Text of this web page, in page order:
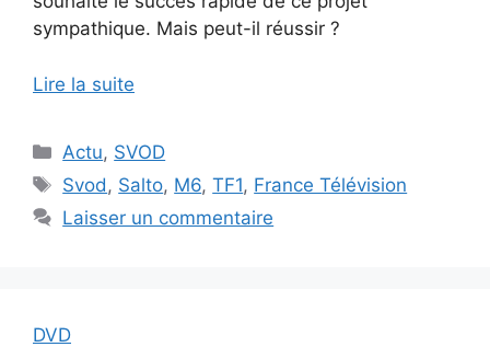
sympathique. Mais peut-il réussir ?
Lire la suite
Catégories
Actu, SVOD
Étiquettes
Svod , Salto, M6,TF1, France Télévision
Laisser un commentaire
DVD